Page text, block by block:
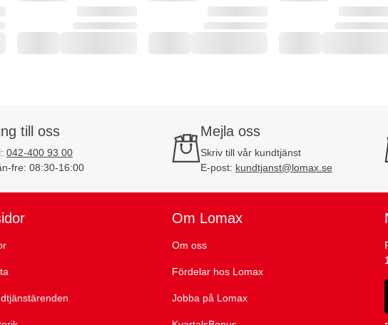
till oss
042-400 93 00
fre: 08:30-16:00
Mejla oss
Skriv till vår kundtjänst
E-post: kundtjanst@lomax.se
Om Lomax
Om oss
Fördelar hos Lomax
Jobba på Lomax